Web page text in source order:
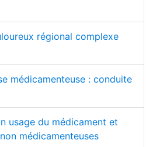
régional complexe
médicamenteuse : conduite
usage du médicament et
médicamenteuses